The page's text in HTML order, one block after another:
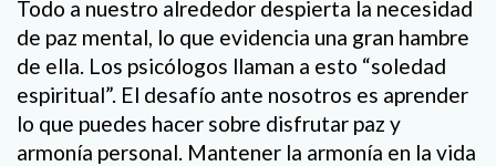
Todo a nuestro alrededor despierta la necesidad
de paz mental, lo que evidencia una gran hambre
de ella. Los psicólogos llaman a esto “soledad
espiritual”. El desafío ante nosotros es aprender
lo que puedes hacer sobre disfrutar paz y
armonía personal. Mantener la armonía en la vida